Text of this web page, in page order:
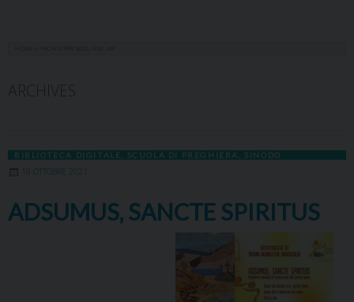
BIBLIOTECA DIGITALE SCUOLA DI PREGHIERA SINODO
18 OTTOBRE 2021
ADSUMUS, SANCTE SPIRITUS